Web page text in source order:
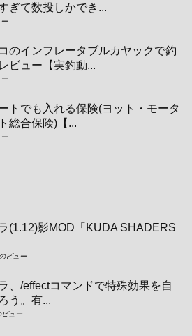
ぎて数投しかでき...
のインフレータブルカヤックで釣
ビュー【実釣動...
トでも入れる保険(ヨット・モータ
総合保険)【...
(1.12)影MOD「KUDA SHADERS
ビュー
、/effectコマンドで特殊効果を自
う。有...
ュー